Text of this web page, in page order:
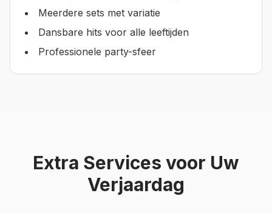
Meerdere sets met variatie
Dansbare hits voor alle leeftijden
Professionele party-sfeer
Extra Services voor Uw
Verjaardag